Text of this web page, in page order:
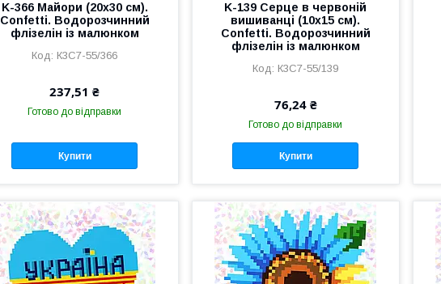
K-366 Майори (20х30 см).
Confetti. Водорозчинний
флізелін із малюнком
К3С7-55/366
237,51 ₴
Готово до відправки
Купити
K-139 Серце в червоній
вишиванці (10х15 см).
Confetti. Водорозчинний
флізелін із малюнком
К3С7-55/139
76,24 ₴
Готово до відправки
Купити